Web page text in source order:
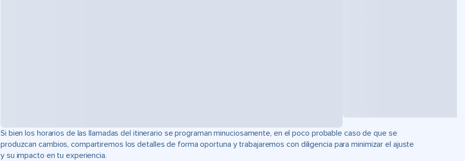
Si bien los horarios de las llamadas del itinerario se programan minuciosamente, en el poco probable caso de que se
produzcan cambios, compartiremos los detalles de forma oportuna y trabajaremos con diligencia para minimizar el ajuste
y su impacto en tu experiencia.